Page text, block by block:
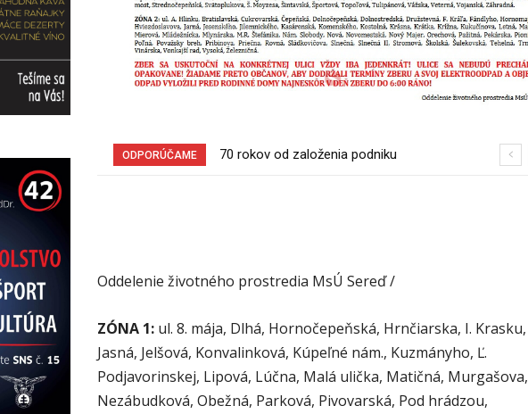
ODPORÚČAME
70 rokov od založenia podniku
Pri venčení na Jesenského ulici mal
Oddelenie životného prostredia MsÚ Sereď /
ZÓNA 1: ul. 8. mája, Dlhá, Hornočepeňská, Hrnčiarska, I. Krasku,
Jasná, Jelšová, Konvalinková, Kúpeľné nám., Kuzmányho, Ľ.
Podjavorinskej, Lipová, Lúčna, Malá ulička, Matičná, Murgašova,
Nezábudková, Obežná, Parková, Pivovarská, Pod hrádzou,